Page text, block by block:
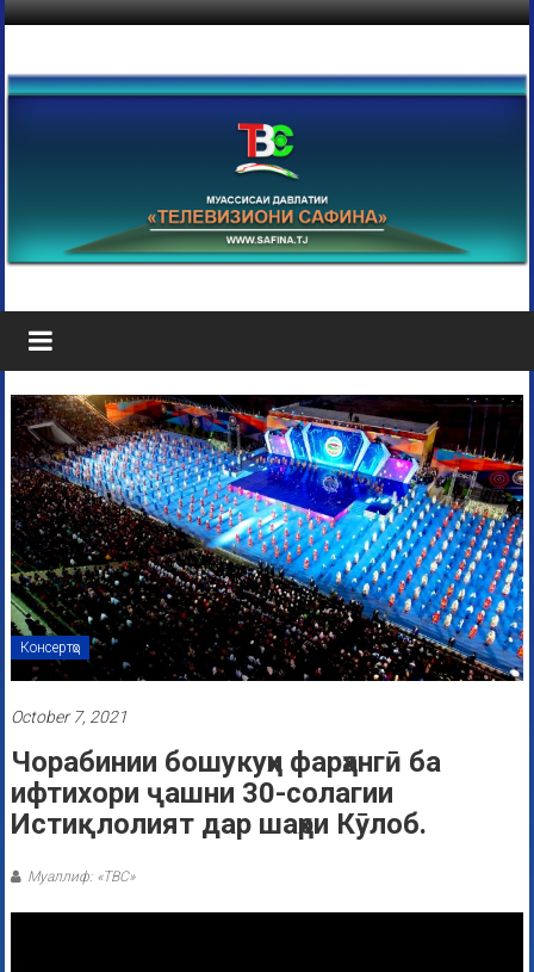
Консертҳо
October 7, 2021
Чорабинии бошукуҳи фарҳангӣ ба
ифтихори ҷашни 30-солагии
Истиқлолият дар шаҳри Кӯлоб.
Муаллиф: «ТВС»